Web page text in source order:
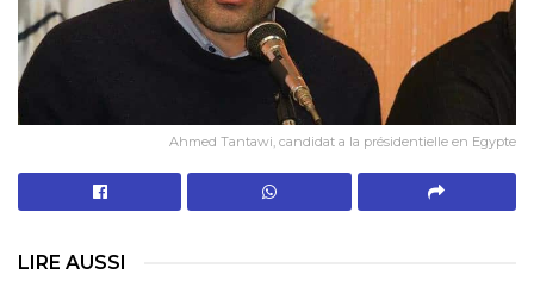
Ahmed Tantawi, candidat a la présidentielle en Egypte
LIRE AUSSI